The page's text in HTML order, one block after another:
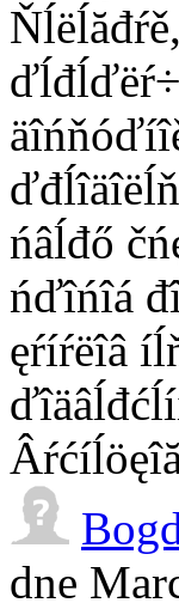
ńâĺđő
ńďîńîá
ęŕíŕëîâ
dne